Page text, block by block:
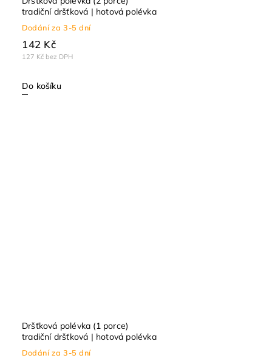
tradiční dršťková | hotová polévka
Dodání za 3-5 dní
127 Kč bez DPH
142 Kč
Do košíku
Dršťková polévka (1 porce)
tradiční dršťková | hotová polévka
Dodání za 3-5 dní